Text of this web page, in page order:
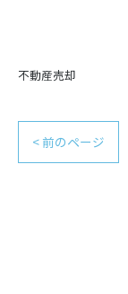
不動産売却
< 前のページ